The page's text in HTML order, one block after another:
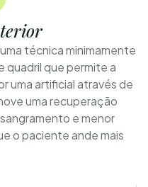
técnica minimamente
quadril que permite a
uma artificial através de
uma recuperação
e menor
o paciente ande mais